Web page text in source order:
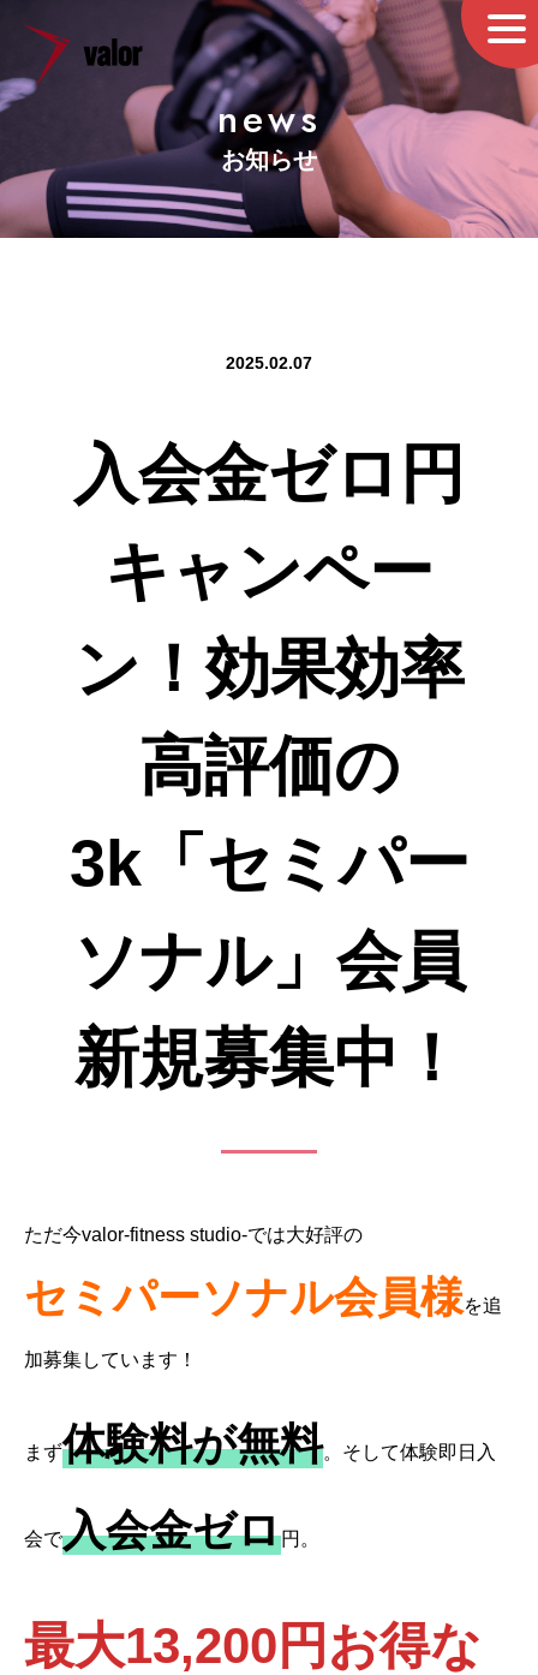
news
お知らせ
2025.02.07
入会金ゼロ円
キャンペー
ン！効果効率
高評価の
3k「セミパー
ソナル」会員
新規募集中！
ただ今valor-fitness studio-では大好評の
セミパーソナル会員様を追
加募集しています！
まず体験料が無料。そして体験即日入
会で入会金ゼロ円。
最大13,200円お得な